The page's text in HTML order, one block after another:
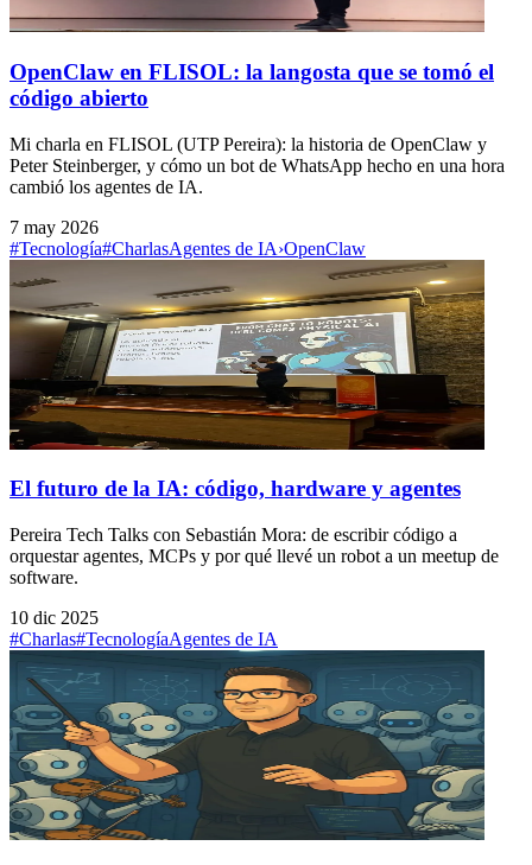
OpenClaw en FLISOL: la langosta que se tomó el
código abierto
Mi charla en FLISOL (UTP Pereira): la historia de OpenClaw y
Peter Steinberger, y cómo un bot de WhatsApp hecho en una hora
cambió los agentes de IA.
7 may 2026
#Tecnología#CharlasAgentes de IA›OpenClaw
El futuro de la IA: código, hardware y agentes
Pereira Tech Talks con Sebastián Mora: de escribir código a
orquestar agentes, MCPs y por qué llevé un robot a un meetup de
software.
10 dic 2025
#Charlas#TecnologíaAgentes de IA